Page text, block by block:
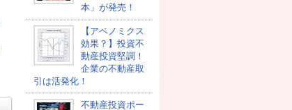
本」が発売！
【アベノミクス
効果？】投資不
動産投資堅調！
企業の不動産取
引は活発化！
不動産投資ポー